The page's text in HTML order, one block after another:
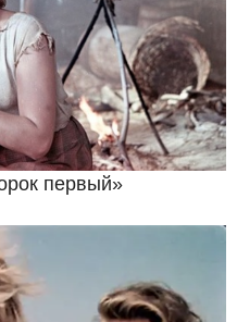
первый»